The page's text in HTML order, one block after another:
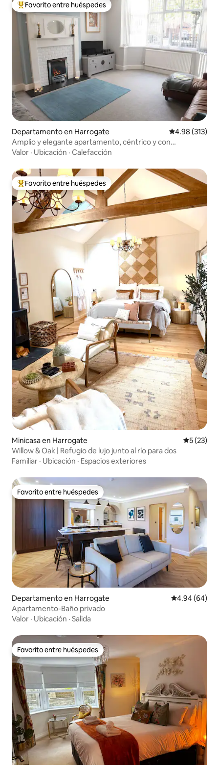
De los mejores en Favorito entre huéspedes
Favorito entre huéspedes
Departamento en Harrogate Calificación
4.98 (313)
Amplio y elegante apartamento, céntrico y con
aparcamiento.
Valor · Ubicación · Calefacción
De los mejores en Favorito entre huéspedes
Favorito entre huéspedes
Minicasa en Harrogate
5 (23)
Willow & Oak | Refugio de lujo junto al río para dos
Familiar · Ubicación · Espacios exteriores
Favorito entre huéspedes
Favorito entre huéspedes
Departamento en Harrogate Calificación
4.94 (64)
Apartamento-Baño privado
Valor · Ubicación · Salida
Favorito entre huéspedes
Favorito entre huéspedes